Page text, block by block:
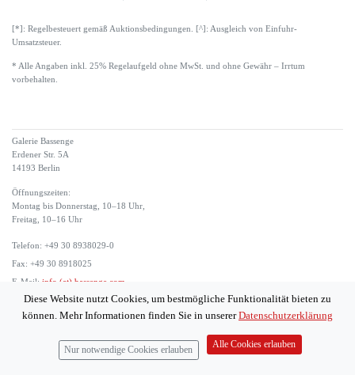
[*]: Regelbesteuert gemäß Auktionsbedingungen. [^]: Ausgleich von Einfuhr-
Umsatzsteuer.
* Alle Angaben inkl. 25% Regelaufgeld ohne MwSt. und ohne Gewähr – Irrtum
vorbehalten.
Galerie Bassenge
Erdener Str. 5A
14193 Berlin
Öffnungszeiten:
Montag bis Donnerstag, 10–18 Uhr,
Freitag, 10–16 Uhr
Telefon: +49 30 8938029-0
Fax: +49 30 8918025
E-Mail: info (at) bassenge.com
Diese Website nutzt Cookies, um bestmögliche Funktionalität bieten zu
können. Mehr Informationen finden Sie in unsererDatenschutzerklärung
Nur notwendige Cookies erlauben
Alle Cookies erlauben